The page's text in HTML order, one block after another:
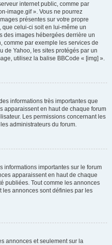
internet public, comme par
image.gif ». Vous ne pourrez
présentes sur votre propre
celui-ci soit en lui-même un
des images hébergées derrière un
comme par exemple les services de
de Yahoo, les sites protégés par un
utilisez la balise BBCode « [img] ».
informations très importantes que
apparaissent en haut de chaque forum
Les permissions concernant les
administrateurs du forum.
informations importantes sur le forum
apparaissent en haut de chaque
publiées. Tout comme les annonces
annonces sont définies par les
annonces et seulement sur la